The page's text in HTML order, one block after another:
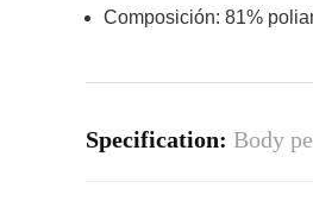
Composición: 81%
Specification: Body